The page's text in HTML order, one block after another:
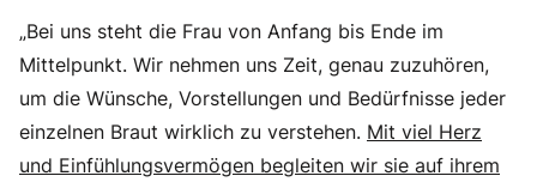
„Bei uns steht die Frau von Anfang bis Ende im
Mittelpunkt. Wir nehmen uns Zeit, genau zuzuhören,
um die Wünsche, Vorstellungen und Bedürfnisse jeder
einzelnen Braut wirklich zu verstehen. Mit viel Herz
und Einfühlungsvermögen begleiten wir sie auf ihrem